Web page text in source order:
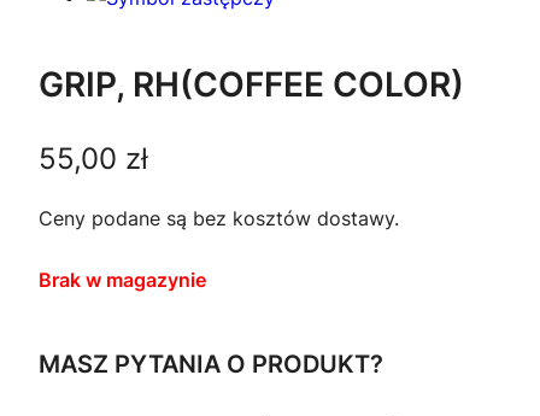
GRIP, RH(COFFEE COLOR)
55,00 zł
Ceny podane są bez kosztów dostawy.
Brak w magazynie
MASZ PYTANIA O PRODUKT?